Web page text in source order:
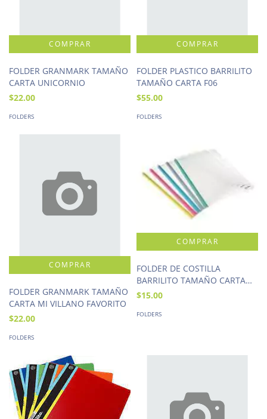
FOLDER GRANMARK TAMAÑO
CARTA UNICORNIO
$22.00
FOLDERS
FOLDER PLASTICO BARRILITO
TAMAÑO CARTA F06
$55.00
FOLDERS
FOLDER GRANMARK TAMAÑO
CARTA MI VILLANO FAVORITO
$22.00
FOLDERS
FOLDER DE COSTILLA
BARRILITO TAMAÑO CARTA
TRANSPARENTE
$15.00
FOLDERS